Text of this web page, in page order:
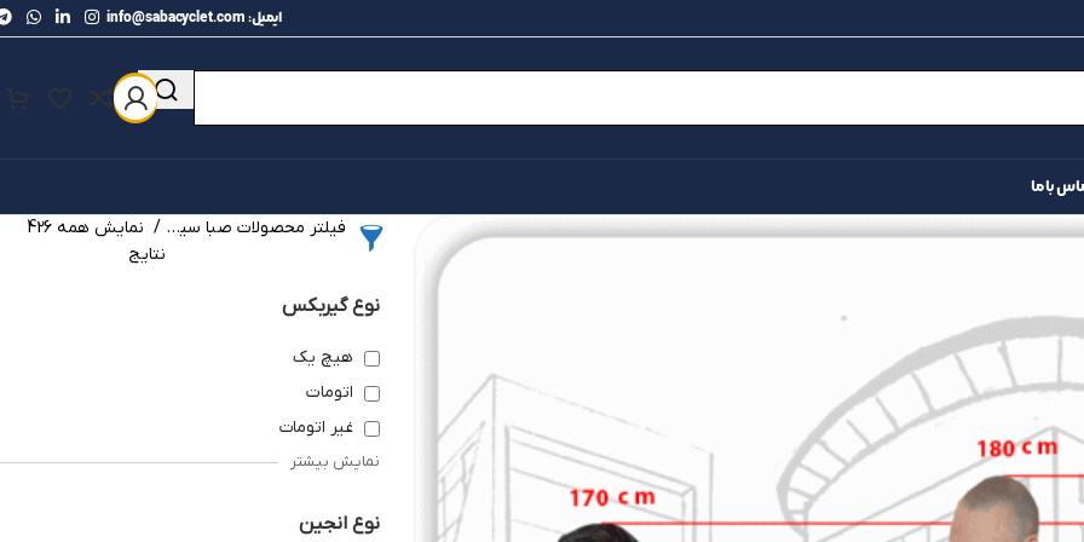
ایمیل: info@sabacyclet.com
با ما
فیلتر محصولات صبا سیکلت
نمایش همه 426
نتایج
نوع گیربکس
هیچ یک
اتومات
غیر اتومات
نمایش بیشتر
نوع انجین